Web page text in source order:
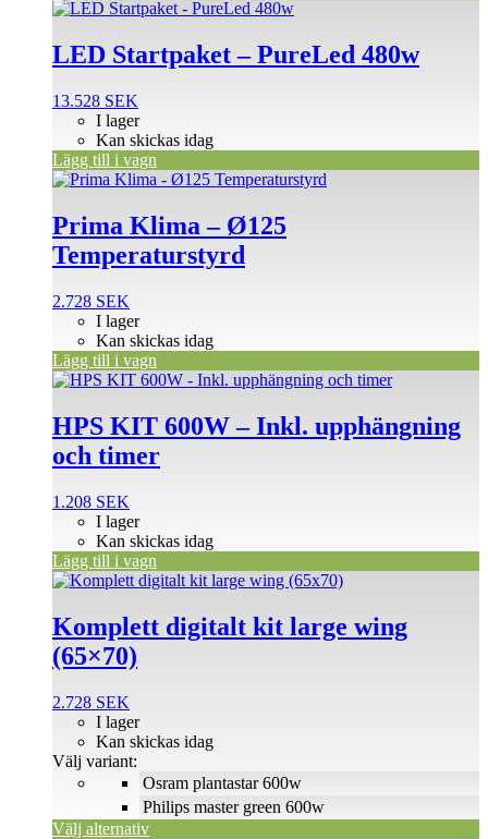
LED Startpaket – PureLed 480w
13.528 SEK
I lager
Kan skickas idag
Lägg till i vagn
Prima Klima – Ø125
Temperaturstyrd
2.728 SEK
I lager
Kan skickas idag
Lägg till i vagn
HPS KIT 600W – Inkl. upphängning
och timer
1.208 SEK
I lager
Kan skickas idag
Lägg till i vagn
Komplett digitalt kit large wing
(65×70)
2.728 SEK
Osram plantastar 600w
Philips master green 600w
I lager
Kan skickas idag
Välj variant:
Välj alternativ
Den
produkten
har
flera
De
olika
alternativen
kan
väljas
produktsidan